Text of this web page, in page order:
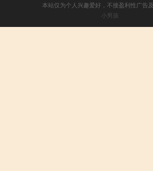
本站仅为个人兴趣爱好，不接盈利性广告
小男孩